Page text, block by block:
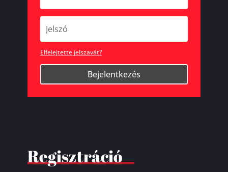
Elfelejtette jelszavát?
Bejelentkezés
Regisztráció